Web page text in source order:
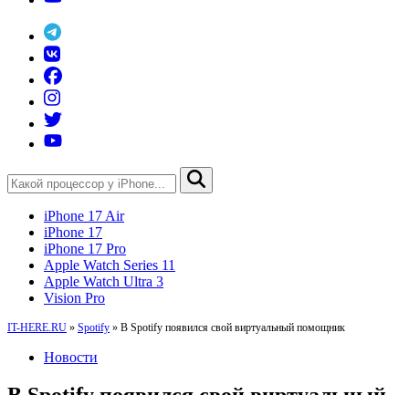
iPhone 17 Air
iPhone 17
iPhone 17 Pro
Apple Watch Series 11
Apple Watch Ultra 3
Vision Pro
IT-HERE.RU » Spotify » В Spotify появился свой виртуальный помощник
Новости